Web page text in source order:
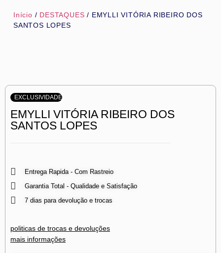
Início / DESTAQUES / EMYLLI VITÓRIA RIBEIRO DOS
SANTOS LOPES
EXCLUSIVIDADE
EMYLLI VITÓRIA RIBEIRO DOS
SANTOS LOPES
Entrega Rapida - Com Rastreio
Garantia Total - Qualidade e Satisfação
7 dias para devolução e trocas
politicas de trocas e devoluções
mais informações